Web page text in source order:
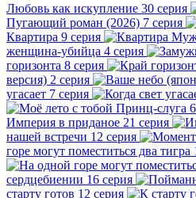
Любовь как искупление 30 серия
Пугающий роман (2026) 7 серия
Квартира 9 серия
женщина-убийца 4 серия
горизонта 8 серия
версия) 2 серия
угасает 7 серия
Принц-слуга
Империя в приданое 21 серия
нашей встречи 12 серия
горе могут поместиться два тигра
сердцебиении 16 серия
старту готов 12 серия